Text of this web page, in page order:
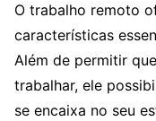
O trabalho remoto
características
Além de permitir
trabalhar, ele
se encaixa no seu